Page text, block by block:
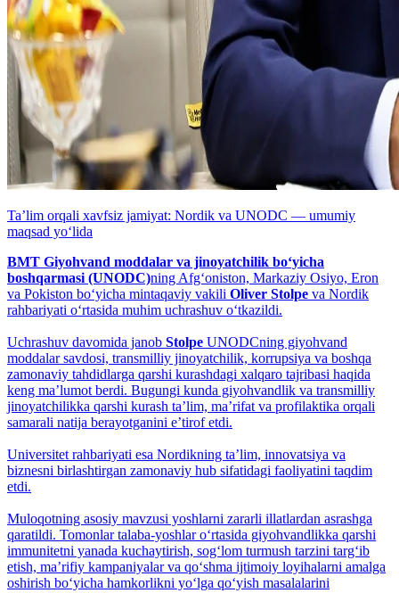
Taʼlim orqali xavfsiz jamiyat: Nordik va UNODC — umumiy
maqsad yo‘lida
BMT Giyohvand moddalar va jinoyatchilik bo‘yicha
boshqarmasi (UNODC)ning Afg‘oniston, Markaziy Osiyo, Eron
va Pokiston bo‘yicha mintaqaviy vakili Oliver Stolpe va Nordik
rahbariyati o‘rtasida muhim uchrashuv o‘tkazildi.
Uchrashuv davomida janob Stolpe UNODCning giyohvand
moddalar savdosi, transmilliy jinoyatchilik, korrupsiya va boshqa
zamonaviy tahdidlarga qarshi kurashdagi xalqaro tajribasi haqida
keng maʼlumot berdi. Bugungi kunda giyohvandlik va transmilliy
jinoyatchilikka qarshi kurash taʼlim, maʼrifat va profilaktika orqali
samarali natija berayotganini eʼtirof etdi.
Universitet rahbariyati esa Nordikning taʼlim, innovatsiya va
biznesni birlashtirgan zamonaviy hub sifatidagi faoliyatini taqdim
etdi.
Muloqotning asosiy mavzusi yoshlarni zararli illatlardan asrashga
qaratildi. Tomonlar talaba-yoshlar o‘rtasida giyohvandlikka qarshi
immunitetni yanada kuchaytirish, sog‘lom turmush tarzini targ‘ib
etish, maʼrifiy kampaniyalar va qo‘shma ijtimoiy loyihalarni amalga
oshirish bo‘yicha hamkorlikni yo‘lga qo‘yish masalalarini